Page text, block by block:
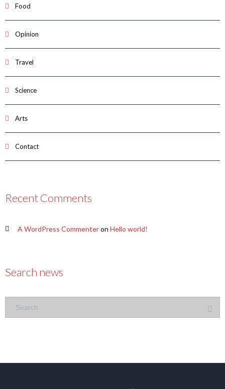
Food
Opinion
Travel
Science
Arts
Contact
Recent Comments
A WordPress Commenteron Hello world!
Search news